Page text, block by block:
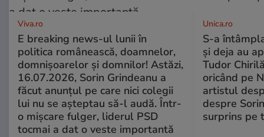
Viva.ro
E breaking news-ul lunii în
politica românească, doamnelor,
domnișoarelor și domnilor! Astăzi,
16.07.2026, Sorin Grindeanu a
făcut anunțul pe care nici colegii
lui nu se așteptau să-l audă. Într-
o mișcare fulger, liderul PSD
tocmai a dat o veste importantă
Unica.ro
S-a
și deja au
Tudor
oricând pe
artistul
despre
surprins pe